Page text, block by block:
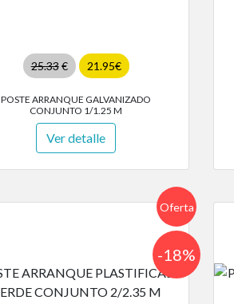
25.33€ 21.95€
POSTE ARRANQUE GALVANIZADO
CONJUNTO 1/1.25 M
Ver detalle
Oferta
-18%